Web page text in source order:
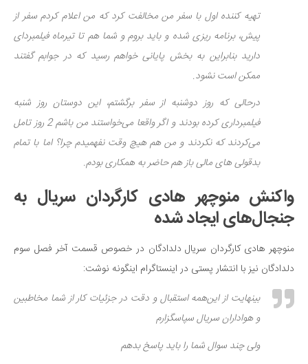
تهیه کننده اول با سفر من مخالفت کرد که من اعلام کردم سفر از
پیش، برنامه ریزی شده و باید بروم و شما هم تا تیرماه فیلمبردای
دارید بنابراین به بخش پایانی خواهم رسید که در جوابم گفتند
ممکن است نشود.
درحالی که روز دوشنبه از سفر برگشتم، این دوستان روز شنبه
فیلمبرداری کرده بودند و اگر واقعا می‌خواستند من باشم 2 روز تامل
می‌کردند که نکردند و من هم هیچ وقت نفهمیدم چرا؟ اما با تمام
بدقولی های مالی باز هم حاضر به همکاری بودم.
واکنش منوچهر هادی کارگردان سریال به
جنجال‌های ایجاد شده
منوچهر هادی کارگردان سریال دلدادگان در خصوص قسمت آخر فصل سوم
دلدادگان نیز با انتشار پستی در اینستاگرام اینگونه نوشت:
بینهایت از این‌همه استقبال و دقت در جزئیات کار از شما مخاطبین
و هواداران سریال سپاسگزارم
ولی چند سوال شما را باید پاسخ بدهم